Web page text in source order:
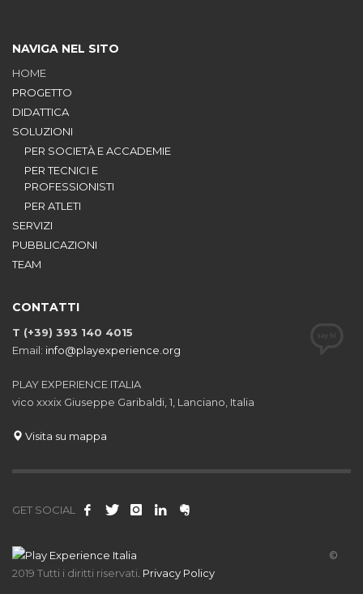
NAVIGA NEL SITO
HOME
PROGETTO
DIDATTICA
SOLUZIONI
PER SOCIETÀ E ACCADEMIE
PER TECNICI E
PROFESSIONISTI
PER ATLETI
SERVIZI
PUBBLICAZIONI
TEAM
CONTATTI
T (+39) 393 140 4015
Email: info@playexperience.org
PLAY EXPERIENCE ITALIA
vico xxxix Giuseppe Garibaldi, 1, Lanciano, Italia
Visita su mappa
GET SOCIAL
©
2019 Tutti i diritti riservati Privacy Policy